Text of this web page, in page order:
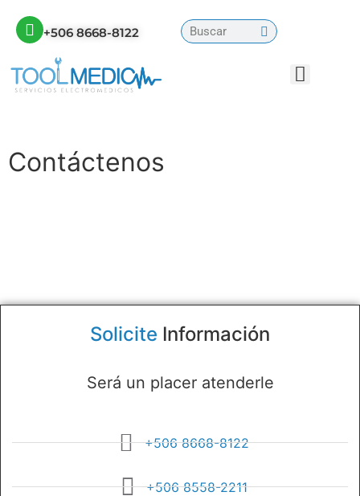
+506 8668-8122
Contáctenos
Solicite Información
Será un placer atenderle
+506 8668-8122
+506 8558-2211